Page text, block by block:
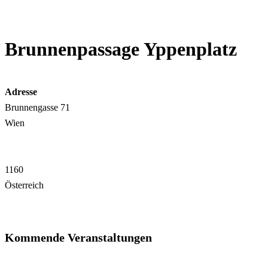
Brunnenpassage Yppenplatz
Adresse
Brunnengasse 71
Wien
1160
Österreich
Kommende Veranstaltungen